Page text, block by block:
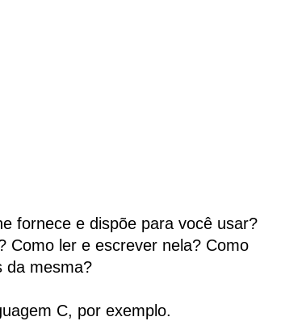
fornece e dispõe para você usar?
Como ler e escrever nela? Como
da mesma?
C, por exemplo.